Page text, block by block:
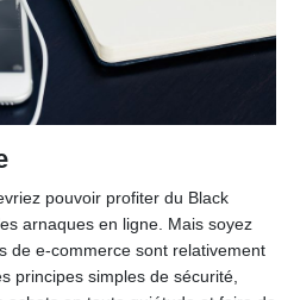
pouvoir profiter du Black
arnaques en ligne. Mais soyez
de e-commerce sont relativement
principes simples de sécurité,